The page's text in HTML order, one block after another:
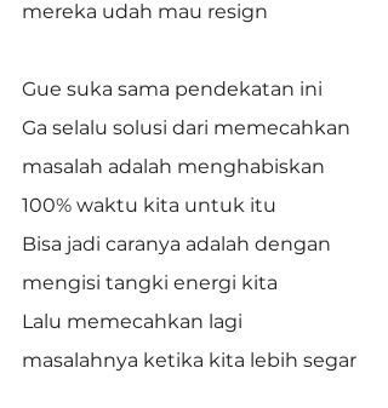
mereka udah mau resign
Gue suka sama pendekatan ini
Ga selalu solusi dari memecahkan
masalah adalah menghabiskan
100% waktu kita untuk itu
Bisa jadi caranya adalah dengan
mengisi tangki energi kita
Lalu memecahkan lagi
masalahnya ketika kita lebih segar